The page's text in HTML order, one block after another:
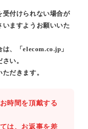
受付けられない場合が
ますようお願いいた
、「elecom.co.jp」
い。
だきます。
時間を頂戴する
は、お返事を差